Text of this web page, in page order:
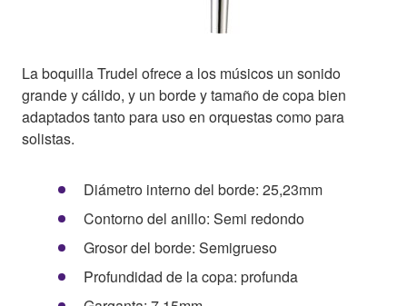
La boquilla Trudel ofrece a los músicos un sonido
grande y cálido, y un borde y tamaño de copa bien
adaptados tanto para uso en orquestas como para
solistas.
Diámetro interno del borde: 25,23mm
Contorno del anillo: Semi redondo
Grosor del borde: Semigrueso
Profundidad de la copa: profunda